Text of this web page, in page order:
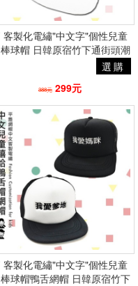
客製化電繡"中文字"個性兒童
棒球帽 日韓原宿竹下通街頭潮
選購
388元 299元
客製化電繡"中文字"個性兒童
棒球帽鴨舌網帽 日韓原宿竹下